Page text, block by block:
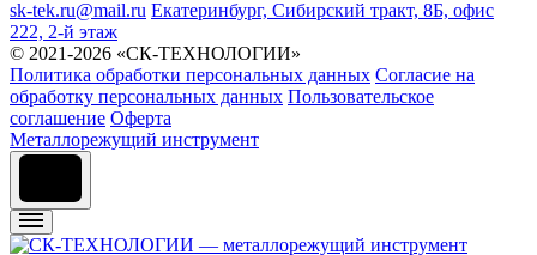
sk-tek.ru@mail.ru Екатеринбург, Сибирский тракт, 8Б, офис
222, 2-й этаж
© 2021-2026 «СК-ТЕХНОЛОГИИ»
Политика обработки персональных данных Согласие на
обработку персональных данных Пользовательское
соглашение Оферта
Металлорежущий инструмент